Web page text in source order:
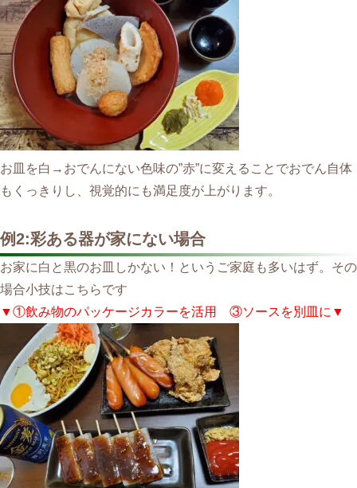
お皿を白→おでんにない色味の”赤”に変えることでおでん自体
もくっきりし、視覚的にも満足度が上がります。
例2:彩ある器が家にない場合
お家に白と黒のお皿しかない！というご家庭も多いはず。その
場合小技はこちらです
▼①飲み物のパッケージカラーを活用 ③ソースを別皿に▼